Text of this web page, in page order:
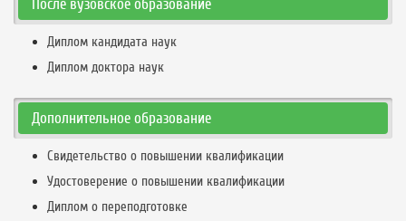
После вузовское образование
Диплом кандидата наук
Диплом доктора наук
Дополнительное образование
Свидетельство о повышении квалификации
Удостоверение о повышении квалификации
Диплом о переподготовке